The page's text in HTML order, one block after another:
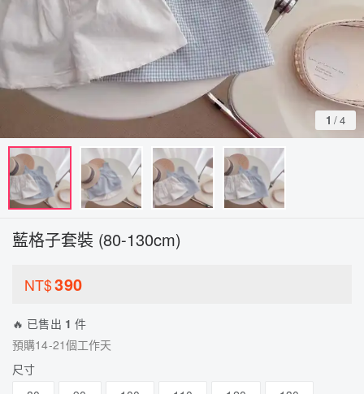
1 /4
藍格子套裝 (80-130cm)
NT$390
🔥 已售出 1 件
預購14-21個工作天
尺寸